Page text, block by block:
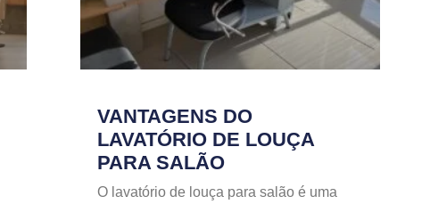
VANTAGENS DO
LAVATÓRIO DE LOUÇA
PARA SALÃO
O lavatório de louça para salão é uma